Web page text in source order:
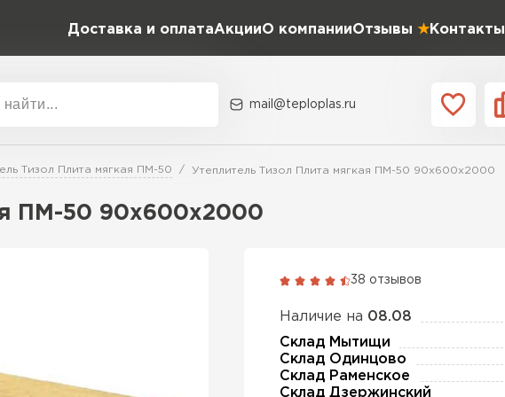
Доставка и оплатаАкцииО компанииОтзывы Контакты
mail@teploplas.ru
Тизол Плита мягкая ПМ-50 Утеплитель Тизол Плита мягкая ПМ-50 90х600х2000
ПМ-50 90х600х2000
38 отзывов
Наличие на 08.08
Склад Мытищи
Склад Одинцово
Склад Раменское
Склад Дзержинский
ПЕРЕЙТИ
Утеплитель Дирок
ПЕРЕЙТИ